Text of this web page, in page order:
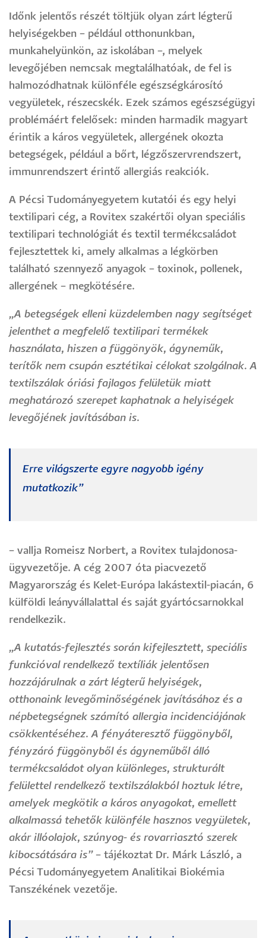
Időnk jelentős részét töltjük olyan zárt légterű
helyiségekben – például otthonunkban,
munkahelyünkön, az iskolában –, melyek
levegőjében nemcsak megtalálhatóak, de fel is
halmozódhatnak különféle egészségkárosító
vegyületek, részecskék. Ezek számos egészségügyi
problémáért felelősek: minden harmadik magyart
érintik a káros vegyületek, allergének okozta
betegségek, például a bőrt, légzőszervrendszert,
immunrendszert érintő allergiás reakciók.
A Pécsi Tudományegyetem kutatói és egy helyi
textilipari cég, a Rovitex szakértői olyan speciális
textilipari technológiát és textil termékcsaládot
fejlesztettek ki, amely alkalmas a légkörben
található szennyező anyagok – toxinok, pollenek,
allergének – megkötésére.
„A betegségek elleni küzdelemben nagy segítséget
jelenthet a megfelelő textilipari termékek
használata, hiszen a függönyök, ágyneműk,
terítők nem csupán esztétikai célokat szolgálnak. A
textilszálak óriási fajlagos felületük miatt
meghatározó szerepet kaphatnak a helyiségek
levegőjének javításában is.
Erre világszerte egyre nagyobb igény
mutatkozik”
– vallja Romeisz Norbert, a Rovitex tulajdonosa-
ügyvezetője. A cég 2007 óta piacvezető
Magyarország és Kelet-Európa lakástextil-piacán, 6
külföldi leányvállalattal és saját gyártócsarnokkal
rendelkezik.
„A kutatás-fejlesztés során kifejlesztett, speciális
funkcióval rendelkező textíliák jelentősen
hozzájárulnak a zárt légterű helyiségek,
otthonaink levegőminőségének javításához és a
népbetegségnek számító allergia incidenciájának
csökkentéséhez. A fényáteresztő függönyből,
fényzáró függönyből és ágyneműből álló
termékcsaládot olyan különleges, strukturált
felülettel rendelkező textilszálakból hoztuk létre,
amelyek megkötik a káros anyagokat, emellett
alkalmassá tehetők különféle hasznos vegyületek,
akár illóolajok, szúnyog- és rovarriasztó szerek
kibocsátására is”– tájékoztat Dr. Márk László, a
Pécsi Tudományegyetem Analitikai Biokémia
Tanszékének vezetője.